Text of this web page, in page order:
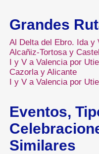
Grandes
Al Delta del Ebro. Ida y
Alcañiz-Tortosa y
I y V a Valencia por
Cazorla y Alicante
I y V a Valencia por
Eventos,
Similares